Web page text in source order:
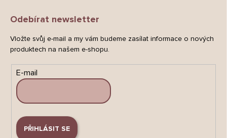
Odebírat newsletter
Vložte svůj e-mail a my vám budeme zasílat informace o nových
produktech na našem e-shopu.
E-mail
PŘIHLÁSIT SE